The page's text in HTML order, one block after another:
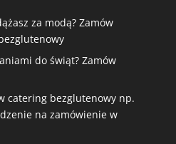
za modą? Zamów
do świąt? Zamów
catering bezglutenowy np.
na zamówienie w